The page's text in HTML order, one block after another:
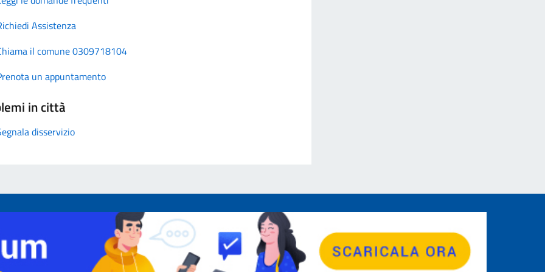
Assistenza
il comune 0309718104
un appuntamento
in città
disservizio